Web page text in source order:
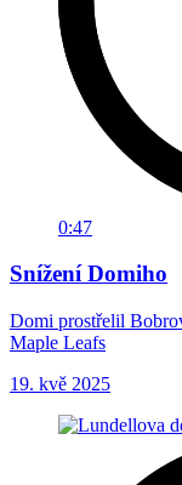
0:47
Snížení Domiho
Domi prostřelil
Maple Leafs
19. kvě 2025